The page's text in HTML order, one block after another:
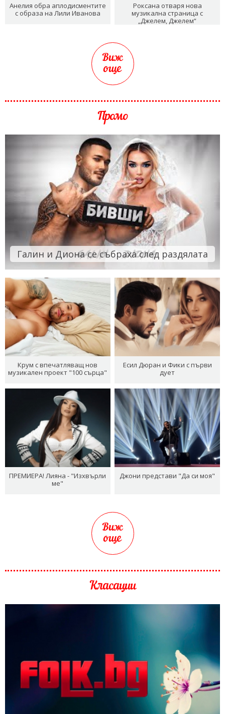
Анелия обра аплодисментите
с образа на Лили Иванова
Роксана отваря нова
музикална страница с
„Джелем, Джелем“
Виж
още
Промо
Галин и Диона се събраха след раздялата
Крум с впечатляващ нов
музикален проект "100 сърца"
Есил Дюран и Фики с първи
дует
ПРЕМИЕРА! Лияна - "Изхвърли
ме"
Джони представи "Да си моя"
Виж
още
Класации